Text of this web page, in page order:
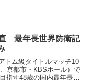
最年長世界防衛記
トム級タイトルマッチ10
京都市・KBSホール）で
指す48歳の国内最年長世